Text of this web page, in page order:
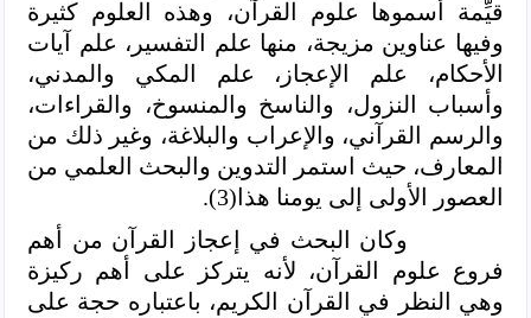
قيِّمة أسموها علوم القرآن، وهذه العلوم كثيرة
وفيها عناوين مزيجة، منها علم التفسير، علم آيات
الأحكام، علم الإعجاز، علم المكي والمدني،
وأسباب النزول، والناسخ والمنسوخ، والقراءات،
والرسم القرآني، والإعراب والبلاغة، وغير ذلك من
المعارف، حيث استمر التدوين والبحث العلمي من
العصور الأولى إلى يومنا هذا(3).
وكان البحث في إعجاز القرآن من أهم
فروع علوم القرآن، لأنه يتركز على أهم ركيزة
وهي النظر في القرآن الكريم، باعتباره حجة على